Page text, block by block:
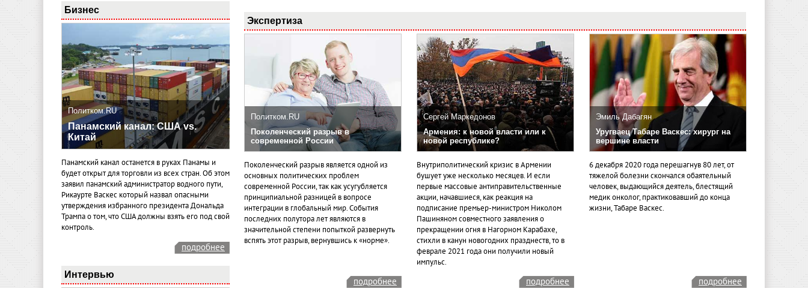
Бизнес
Политком.RU
Панамский канал: США vs.
Китай
Панамский канал останется в руках Панамы и
будет открыт для торговли из всех стран. Об этом
заявил панамский администратор водного пути,
Рикаурте Васкес который назвал опасными
утверждения избранного президента Дональда
Трампа о том, что США должны взять его под свой
контроль.
подробнее
Интервью
Экспертиза
Политком.RU
Поколенческий разрыв в
современной России
Поколенческий разрыв является одной из
основных политических проблем
современной России, так как усугубляется
принципиальной разницей в вопросе
интеграции в глобальный мир. События
последних полутора лет являются в
значительной степени попыткой развернуть
вспять этот разрыв, вернувшись к «норме».
Сергей Маркедонов
Армения: к новой власти или к
новой республике?
Внутриполитический кризис в Армении
бушует уже несколько месяцев. И если
первые массовые антиправительственные
акции, начавшиеся, как реакция на
подписание премьер-министром Николом
Пашиняном совместного заявления о
прекращении огня в Нагорном Карабахе,
стихли в канун новогодних празднеств, то в
феврале 2021 года они получили новый
импульс.
Эмиль Дабагян
Уругваец Табаре Васкес: хирург на
вершине власти
6 декабря 2020 года перешагнув 80 лет, от
тяжелой болезни скончался обаятельный
человек, выдающийся деятель, блестящий
медик онколог, практиковавший до конца
жизни, Табаре Васкес.
подробнее подробнее подробнее